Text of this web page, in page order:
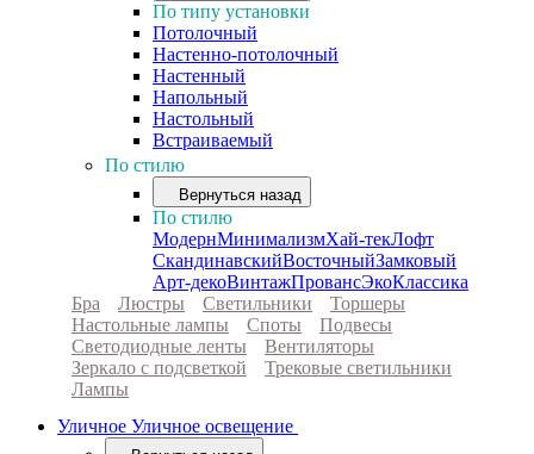
По типу установки
Потолочный
Настенно-потолочный
Настенный
Напольный
Настольный
Встраиваемый
По стилю
Вернуться назад
По стилю
МодернМинимализмХай-текЛофт
СкандинавскийВосточныйЗамковый
Арт-декоВинтажПровансЭкоКлассика
Бра
Люстры Светильники
Торшеры
Настольные лампы
Споты
Подвесы
Светодиодные ленты
Вентиляторы
Зеркало с подсветкой
Трековые светильники
Лампы
Уличное Уличное освещение